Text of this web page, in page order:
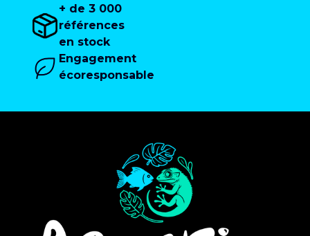
+ de 3 000
références
en stock
Engagement
écoresponsable